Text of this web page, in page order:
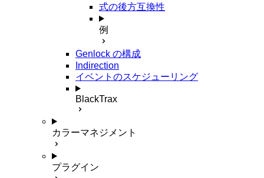
式の後方互換性
例
Genlock の構成
Indirection
イベントのスケジューリング
BlackTrax
カラーマネジメント
プラグイン